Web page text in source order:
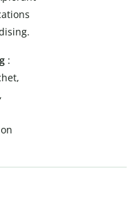
: